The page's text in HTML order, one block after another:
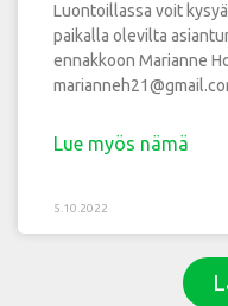
Luontoillassa voit
paikalla olevilta
ennakkoon Marianne
Lue myös nämä
5.10.2022